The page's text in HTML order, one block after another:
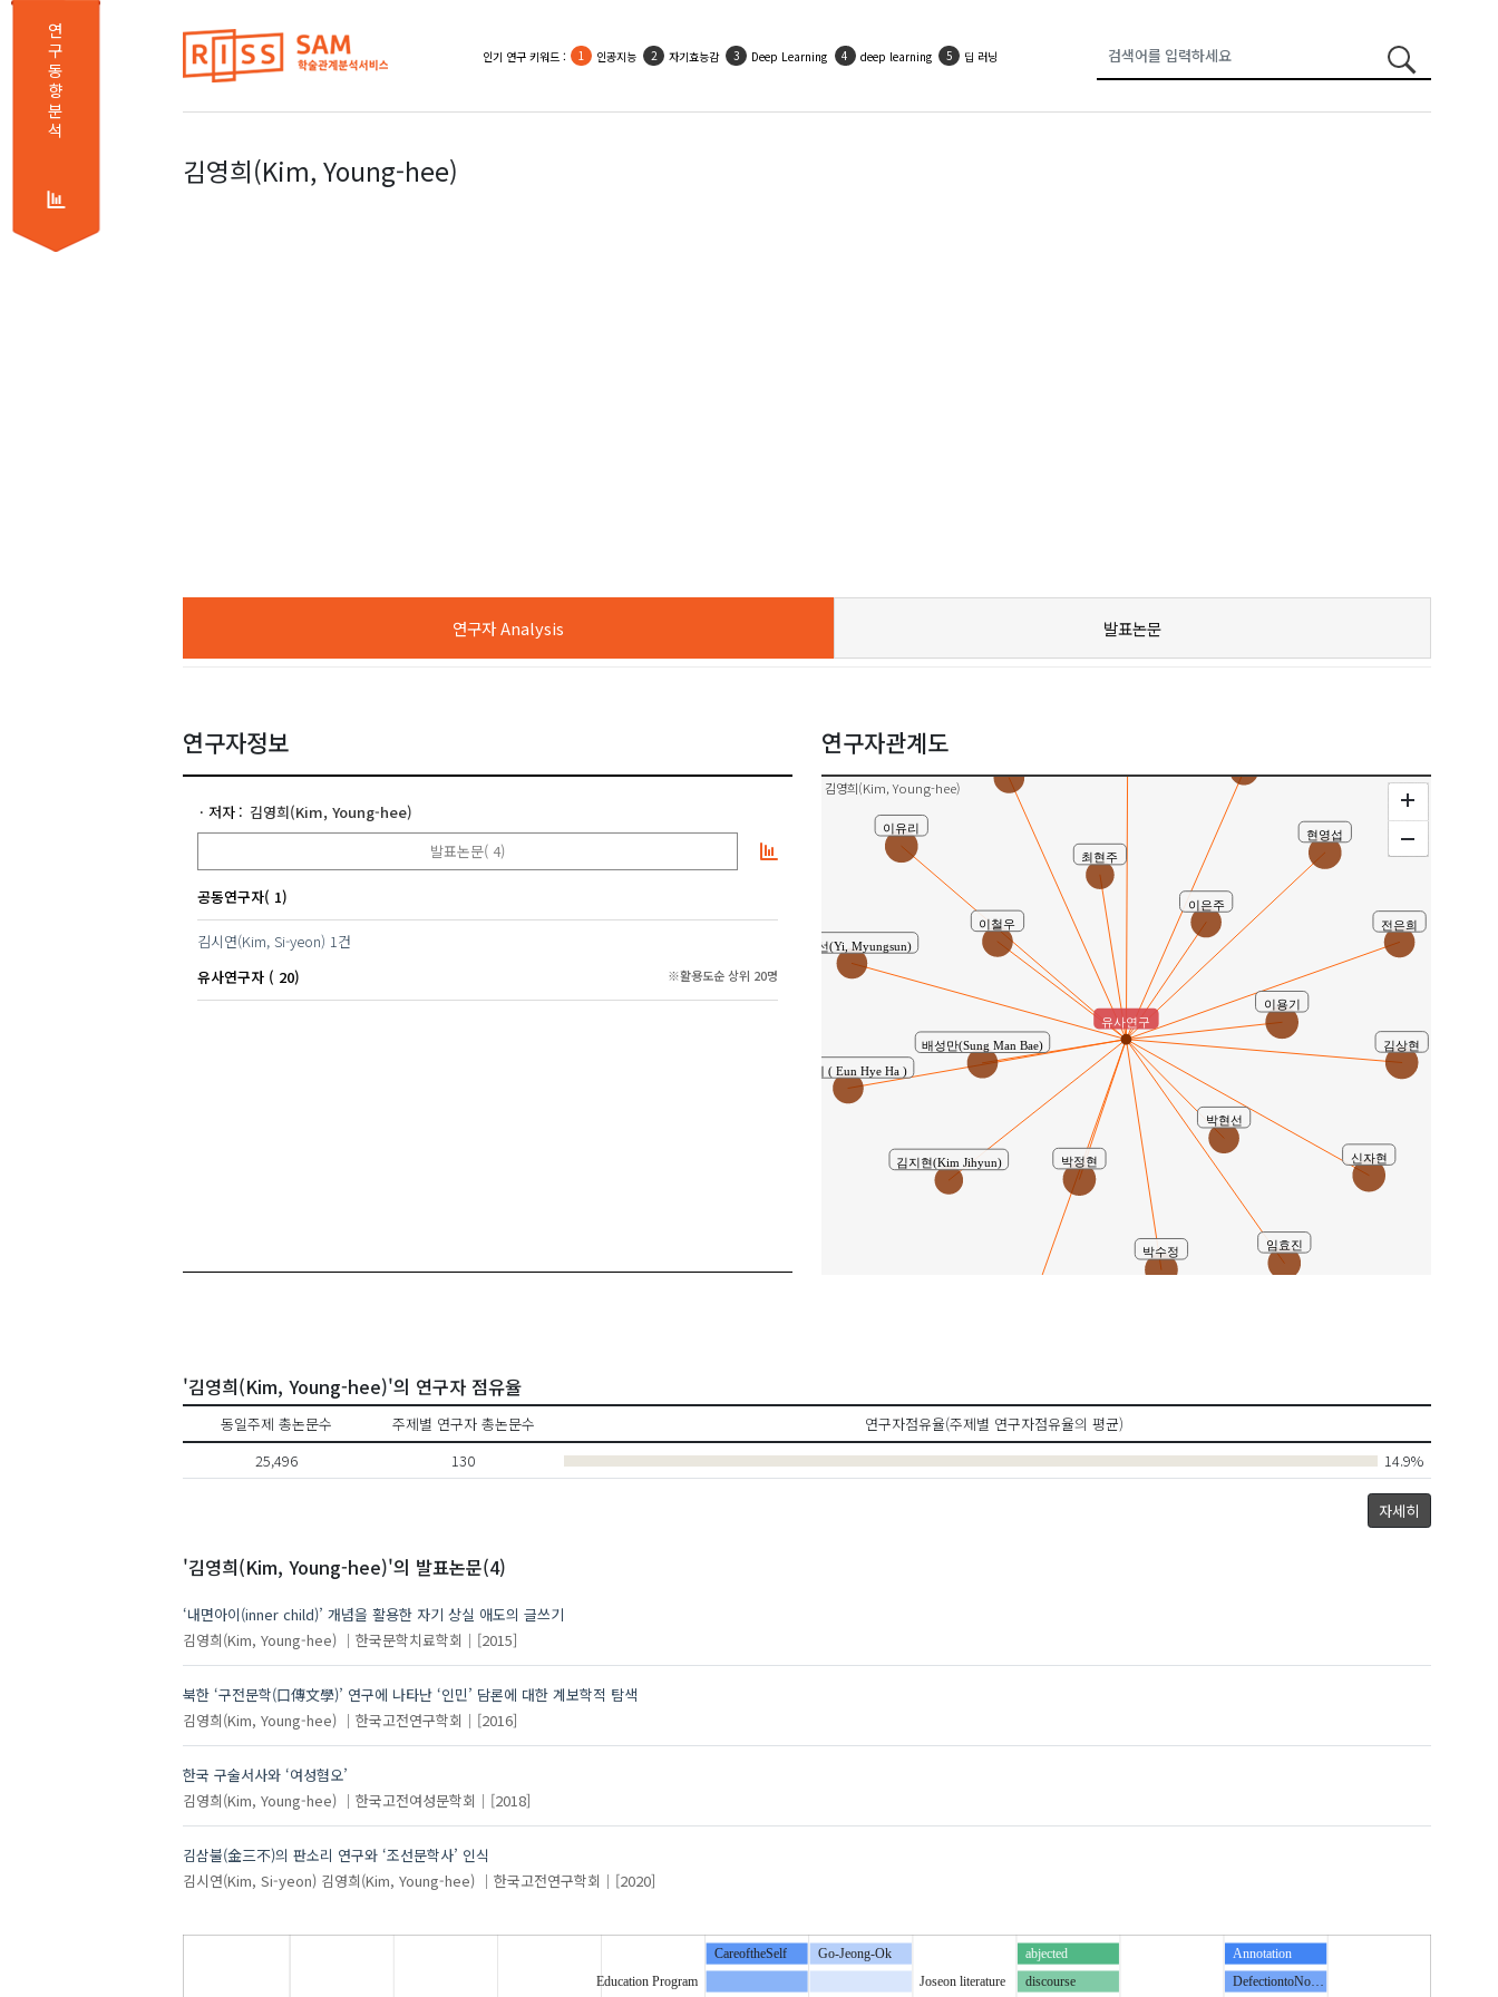
연
구
동
향
분
석
인기 연구 키워드 : 인공지능 자기효능감 Deep Learning deep learning 딥 러닝
김영희(Kim, Young-hee)
연구자 Analysis 발표논문
연구자정보
저자
김영희(Kim, Young-hee)
발표논문( 4)
공동연구자( 1)
김시연(Kim, Si-yeon) 1건
유사연구자 ( 20)
※활용도순 상위 20명
연구자관계도
김영희(Kim, Young-hee)
김상현
김지현(Kim Jihyun)
박수정
박정현
박현선
배성만(Sung Man Bae)
신자현
이명선(Yi, Myungsun)
이용기
이유리
이은주
이철우
임효진
전은희
최현주
하은혜 ( Eun Hye Ha )
현영섭
공동연구
유사연구
'김영희(Kim, Young-hee)'의 연구자 점유율
동일주제 총논문수 주제별 연구자 총논문수
연구자점유율(주제별 연구자점유율의 평균)
25,496
130 14.9%
자세히
'김영희(Kim, Young-hee)'의 발표논문(4)
‘내면아이(inner child)’ 개념을 활용한 자기 상실 애도의 글쓰기
김영희(Kim, Young-hee)
한국문학치료학회 [2015]
북한 ‘구전문학(口傳文學)’ 연구에 나타난 ‘인민’ 담론에 대한 계보학적 탐색
김영희(Kim, Young-hee)
한국고전연구학회 [2016]
한국 구술서사와 ‘여성혐오’
김영희(Kim, Young-hee)
한국고전여성문학회 [2018]
김삼불(金三不)의 판소리 연구와 ‘조선문학사’ 인식
김시연(Kim, Si-yeon) 김영희(Kim, Young-hee) 한국고전연구학회 [2020]
Annotation
CareoftheSelf
DefectiontoNo…
Education Program
Go-Jeong-Ok
Joseon literature
abjected
discourse